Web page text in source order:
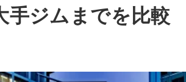
手ジムまでを比較